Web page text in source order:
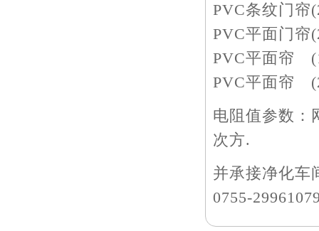
PVC条纹门帘
PVC平面门帘
PVC平面帘
PVC平面帘
电阻值参数：
次方.
并承接净化车
0755-